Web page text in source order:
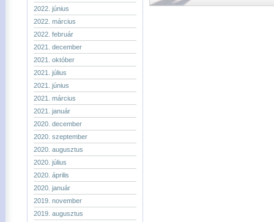
2022. június
2022. március
2022. február
2021. december
2021. október
2021. július
2021. június
2021. március
2021. január
2020. december
2020. szeptember
2020. augusztus
2020. július
2020. április
2020. január
2019. november
2019. augusztus